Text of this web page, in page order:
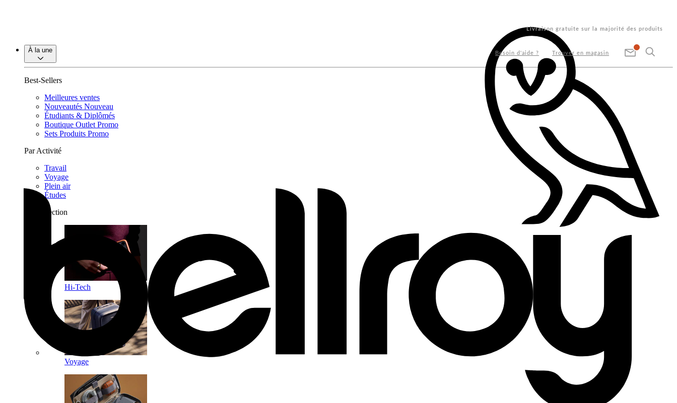
Livraison gratuite sur la majorité des produits
Besoin d'aide ? Trouver en magasin
À la une
Best-Sellers
Meilleures ventes
Nouveautés Nouveau
Étudiants & Diplômés
Boutique Outlet Promo
Sets Produits Promo
Par Activité
Travail
Voyage
Plein air
Études
Par collection
Hi-Tech
Voyage